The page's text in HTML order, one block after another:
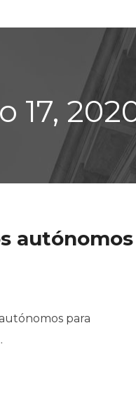
17,
autónomos
para